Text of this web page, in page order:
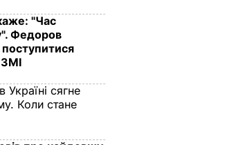
"Час
Федоров
Україні сягне
Коли стане